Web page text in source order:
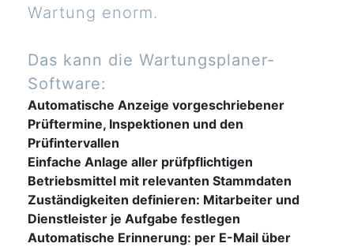
Wartung enorm.
Das kann die Wartungsplaner-
Software:
Automatische Anzeige vorgeschriebener
Prüftermine, Inspektionen und den
Prüfintervallen
Einfache Anlage aller prüfpflichtigen
Betriebsmittel mit relevanten Stammdaten
Zuständigkeiten definieren: Mitarbeiter und
Dienstleister je Aufgabe festlegen
Automatische Erinnerung: per E-Mail über